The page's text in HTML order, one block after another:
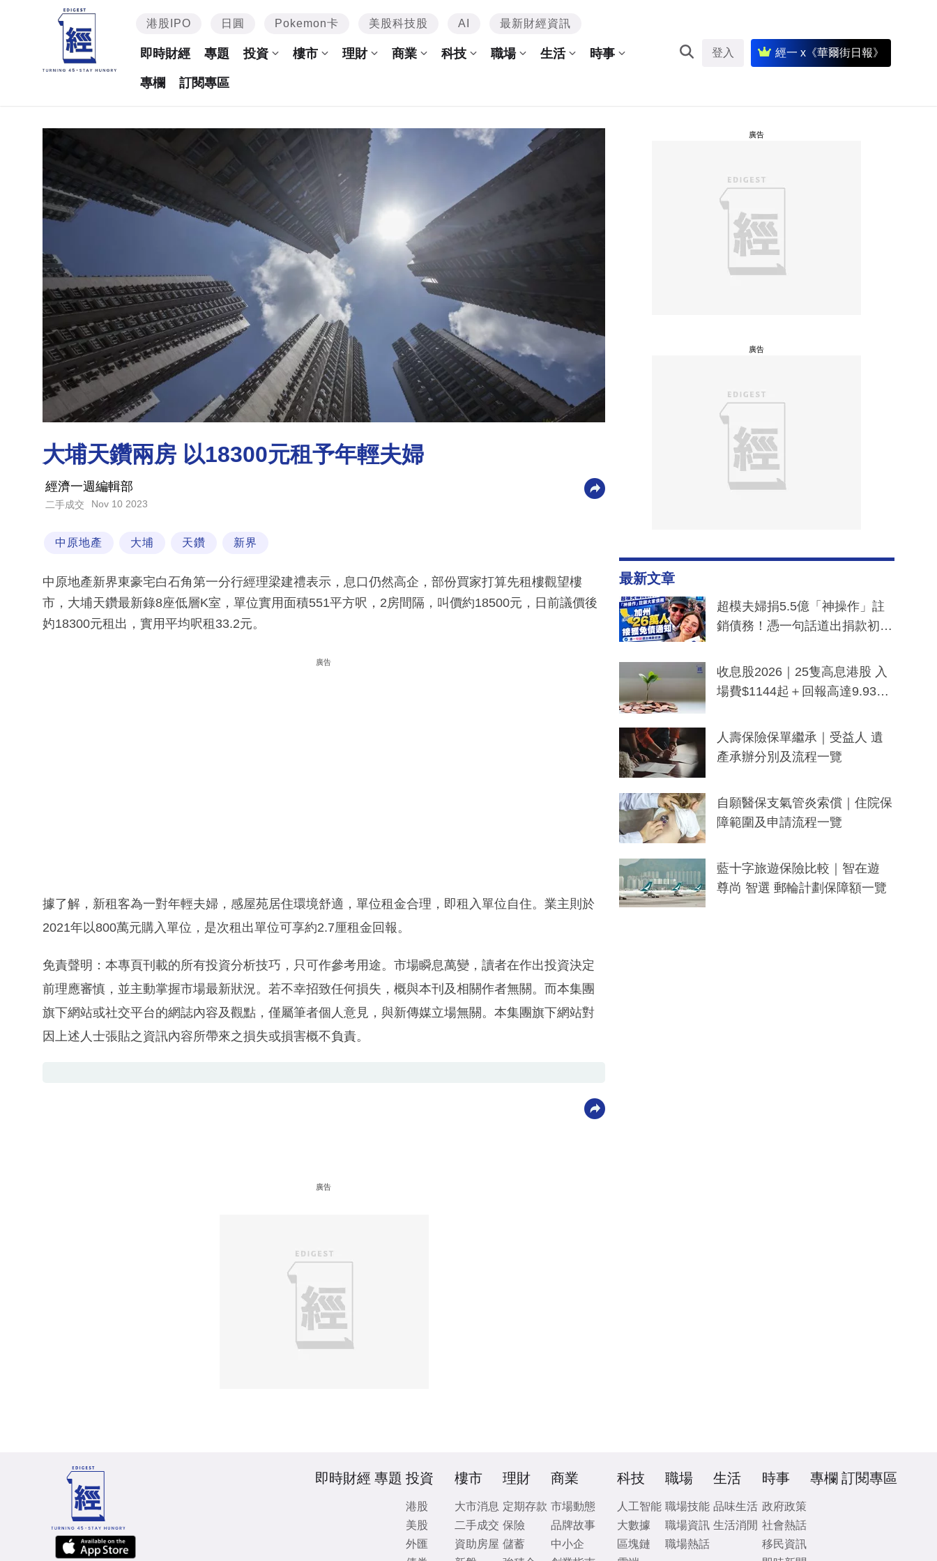
港股IPO 日圓 Pokemon卡 美股科技股 AI 最新財經資訊
即時財經 專題 投資 樓市 理財 商業 科技 職場 生活 時事
專欄 訂閱專區
登入 經一 x《華爾街日報》
大埔天鑽兩房 以18300元租予年輕夫婦
經濟一週編輯部
二手成交 Nov 10 2023
中原地產 大埔 天鑽 新界
中原地產新界東豪宅白石角第一分行經理梁建禮表示，息口仍然高企，部份買家打算先租樓觀望樓
市，大埔天鑽最新錄8座低層K室，單位實用面積551平方呎，2房間隔，叫價約18500元，日前議價後
妁18300元租出，實用平均呎租33.2元。
廣告
據了解，新租客為一對年輕夫婦，感屋苑居住環境舒適，單位租金合理，即租入單位自住。業主則於
2021年以800萬元購入單位，是次租出單位可享約2.7厘租金回報。
免責聲明：本專頁刊載的所有投資分析技巧，只可作參考用途。市場瞬息萬變，讀者在作出投資決定
前理應審慎，並主動掌握市場最新狀況。若不幸招致任何損失，概與本刊及相關作者無關。而本集團
旗下網站或社交平台的網誌內容及觀點，僅屬筆者個人意見，與新傳媒立場無關。本集團旗下網站對
因上述人士張貼之資訊內容所帶來之損失或損害概不負責。
廣告
廣告
廣告
最新文章
超模夫婦捐5.5億「神操作」註
銷債務！憑一句話道出捐款初
一度被誤當詐騙手段
收息股2026｜25隻高息港股 入
場費$1144起＋回報高達9.93
人壽保險保單繼承｜受益人 遺
產承辦分別及流程一覽
自願醫保支氣管炎索償｜住院保
障範圍及申請流程一覽
藍十字旅遊保險比較｜智在遊
尊尚 智選 郵輪計劃保障額一覽
即時財經 專題 投資
港股
美股
外匯
樓市
大市消息
二手成交
資助房屋
理財
定期存款
保險
儲蓄
商業
市場動態
品牌故事
中小企
科技
人工智能
大數據
區塊鏈
職場
職場技能
職場資訊
職場熱話
生活
品味生活
生活消閒
時事
政府政策
社會熱話
移民資訊
專欄 訂閱專區